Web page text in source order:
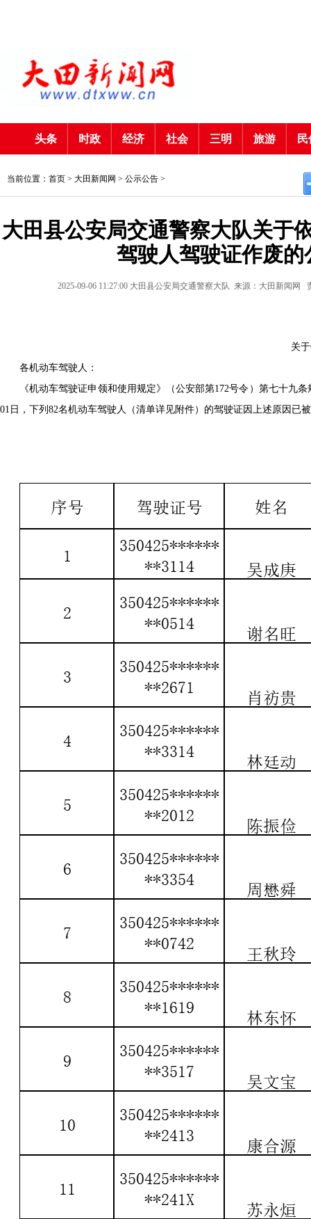
头条 时政 经济 社会 三明 旅游
当前位置：首页 > 大田新闻网 > 公示公告 >
大田县公安局交通警察大队关于
驾驶人驾驶证作废的
2025-09-06 11:27:00 大田县公安局交通警察大队 来源：大田新闻网
关
各机动车驾驶人：
《机动车驾驶证申领和使用规定》（公安部第172号令）第七十九
01日，下列82名机动车驾驶人（清单详见附件）的驾驶证因上述原因已